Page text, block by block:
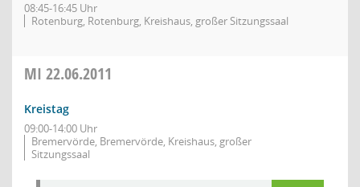
08:45-16:45 Uhr
Rotenburg, Rotenburg, Kreishaus, großer Sitzungssaal
MI 22.06.2011
Kreistag
09:00-14:00 Uhr
Bremervörde, Bremervörde, Kreishaus, großer
Sitzungssaal